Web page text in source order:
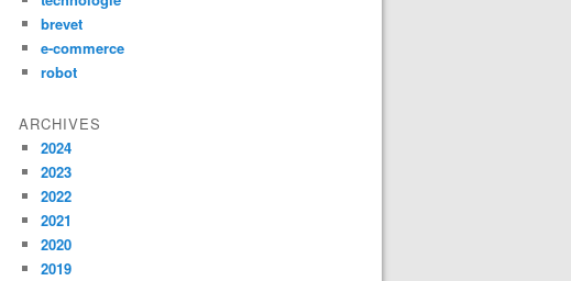
brevet
e-commerce
robot
ARCHIVES
2024
2023
2022
2021
2020
2019